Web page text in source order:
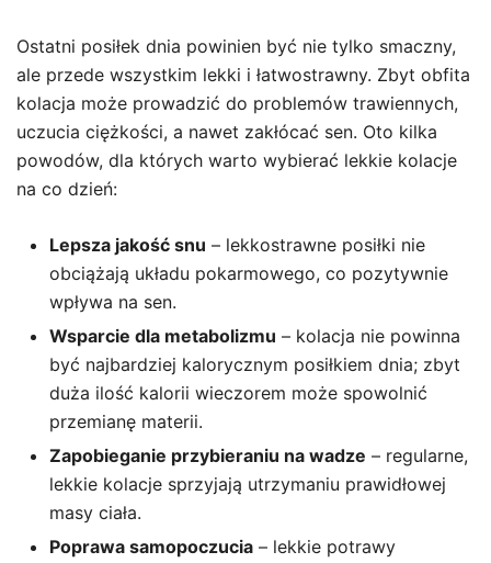
Ostatni posiłek dnia powinien być nie tylko smaczny,
ale przede wszystkim lekki i łatwostrawny. Zbyt obfita
kolacja może prowadzić do problemów trawiennych,
uczucia ciężkości, a nawet zakłócać sen. Oto kilka
powodów, dla których warto wybierać lekkie kolacje
na co dzień:
Lepsza jakość snu – lekkostrawne posiłki nie
obciążają układu pokarmowego, co pozytywnie
wpływa na sen.
Wsparcie dla metabolizmu – kolacja nie powinna
być najbardziej kalorycznym posiłkiem dnia; zbyt
duża ilość kalorii wieczorem może spowolnić
przemianę materii.
Zapobieganie przybieraniu na wadze – regularne,
lekkie kolacje sprzyjają utrzymaniu prawidłowej
masy ciała.
Poprawa samopoczucia – lekkie potrawy